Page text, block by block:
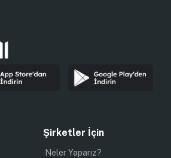
Şirketler İçin
Neler Yaparız?